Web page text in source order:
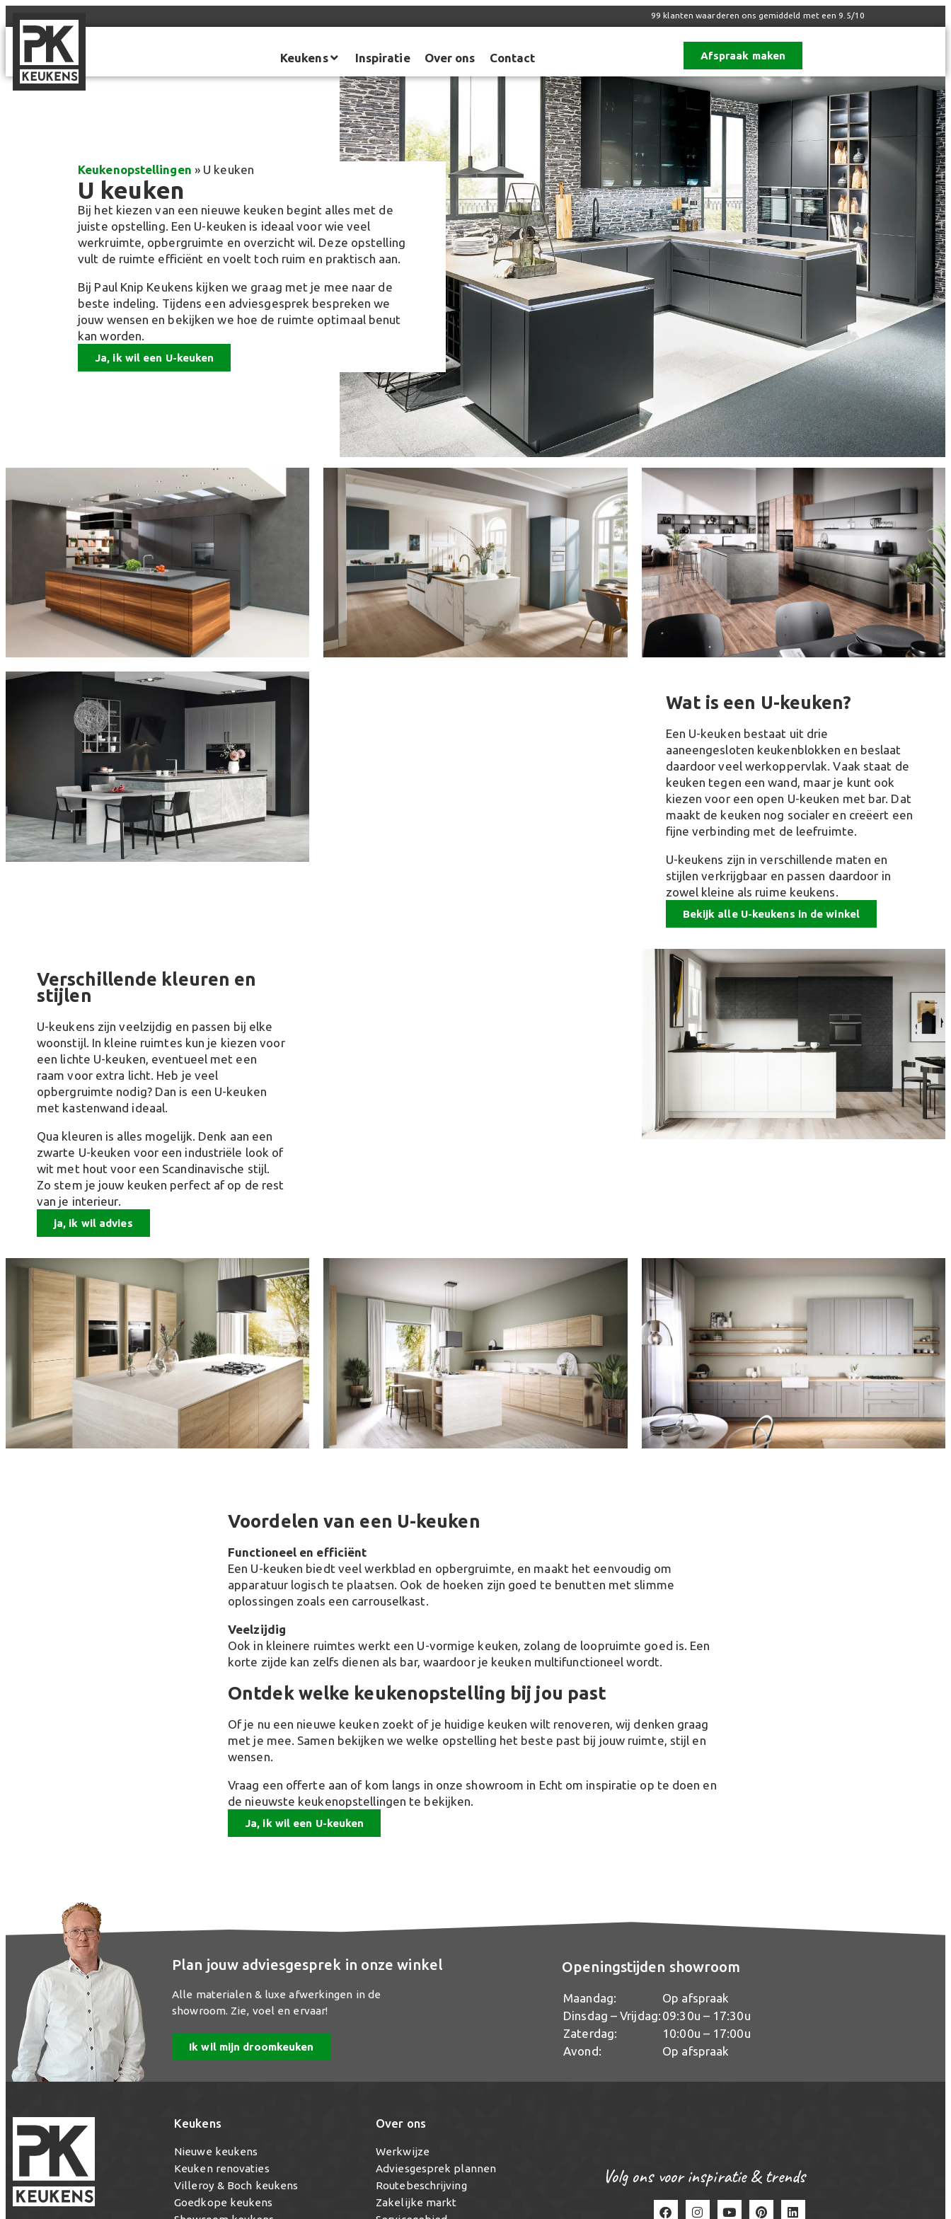
99 klanten waarderen ons gemiddeld met een9.5/10
Keukens Inspiratie Over ons Contact Afspraak maken
Keukenopstellingen » U keuken
U keuken
Bij het kiezen van een nieuwe keuken begint alles met de
juiste opstelling. Een U-keuken is ideaal voor wie veel
werkruimte, opbergruimte en overzicht wil. Deze opstelling
vult de ruimte efficiënt en voelt toch ruim en praktisch aan.
Bij Paul Knip Keukens kijken we graag met je mee naar de
beste indeling. Tijdens een adviesgesprek bespreken we
jouw wensen en bekijken we hoe de ruimte optimaal benut
kan worden.
Ja, ik wil een U-keuken
Wat is een U-keuken?
Een U-keuken bestaat uit drie
aaneengesloten keukenblokken en beslaat
daardoor veel werkoppervlak. Vaak staat de
keuken tegen een wand, maar je kunt ook
kiezen voor een open U-keuken met bar. Dat
maakt de keuken nog socialer en creëert een
fijne verbinding met de leefruimte.
U-keukens zijn in verschillende maten en
stijlen verkrijgbaar en passen daardoor in
zowel kleine als ruime keukens.
Bekijk alle U-keukens in de winkel
Verschillende kleuren en
stijlen
U-keukens zijn veelzijdig en passen bij elke
woonstijl. In kleine ruimtes kun je kiezen voor
een lichte U-keuken, eventueel met een
raam voor extra licht. Heb je veel
opbergruimte nodig? Dan is een U-keuken
met kastenwand ideaal.
Qua kleuren is alles mogelijk. Denk aan een
zwarte U-keuken voor een industriële look of
wit met hout voor een Scandinavische stijl.
Zo stem je jouw keuken perfect af op de rest
van je interieur.
ja, ik wil advies
Voordelen van een U-keuken
Functioneel en efficiënt
Een U-keuken biedt veel werkblad en opbergruimte, en maakt het eenvoudig om
apparatuur logisch te plaatsen. Ook de hoeken zijn goed te benutten met slimme
oplossingen zoals een carrouselkast.
Veelzijdig
Ook in kleinere ruimtes werkt een U-vormige keuken, zolang de loopruimte goed is. Een
korte zijde kan zelfs dienen als bar, waardoor je keuken multifunctioneel wordt.
Ontdek welke keukenopstelling bij jou past
Of je nu een nieuwe keuken zoekt of je huidige keuken wilt renoveren, wij denken graag
met je mee. Samen bekijken we welke opstelling het beste past bij jouw ruimte, stijl en
wensen.
Vraag een offerte aan of kom langs in onze showroom in Echt om inspiratie op te doen en
de nieuwste keukenopstellingen te bekijken.
Ja, ik wil een U-keuken
Plan jouw adviesgesprek in onze winkel
Alle materialen & luxe afwerkingen in de
showroom. Zie, voel en ervaar!
Ik wil mijn droomkeuken
Openingstijden showroom
Maandag:
Op afspraak
Dinsdag – Vrijdag: 09:30u – 17:30u
Zaterdag:
10:00u – 17:00u
Avond:
Op afspraak
Keukens
Nieuwe keukens
Keuken renovaties
Villeroy & Boch keukens
Goedkope keukens
Over ons
Werkwijze
Adviesgesprek plannen
Routebeschrijving
Zakelijke markt
Volg ons voor inspiratie & trends